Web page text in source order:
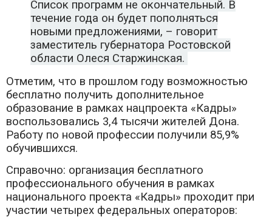
Список программ не окончательный. В
течение года он будет пополняться
новыми предложениями, – говорит
заместитель губернатора Ростовской
области Олеся Старжинская.
Отметим, что в прошлом году возможностью
бесплатно получить дополнительное
образование в рамках нацпроекта «Кадры»
воспользовались 3,4 тысячи жителей Дона.
Работу по новой профессии получили 85,9%
обучившихся.
Справочно: организация бесплатного
профессионального обучения в рамках
национального проекта «Кадры» проходит при
участии четырех федеральных операторов: